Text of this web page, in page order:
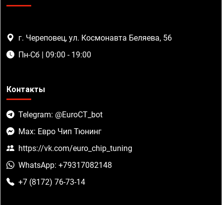
г. Череповец, ул. Космонавта Беляева, 56
Пн-Сб | 09:00 - 19:00
Контакты
Telegram: @EuroCT_bot
Max: Евро Чип Тюнинг
https://vk.com/euro_chip_tuning
WhatsApp: +79317082148
+7 (8172) 76-73-14